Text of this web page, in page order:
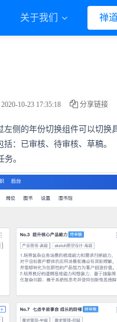
关于我们 禅
10-23 17:35:18 分享链接
侧的年份切换组件可以切换
：已审核、待审核、草稿。
。